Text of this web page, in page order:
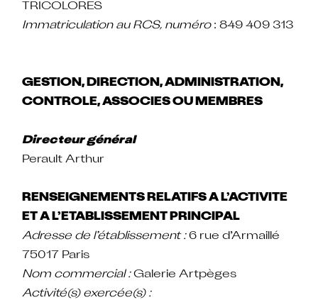
TRICOLORES
Immatriculation au RCS, numéro: 849 409 313
GESTION, DIRECTION, ADMINISTRATION,
CONTROLE, ASSOCIES OU MEMBRES
Directeur général
Perault Arthur
RENSEIGNEMENTS RELATIFS A L’ACTIVITE
ET A L’ETABLISSEMENT PRINCIPAL
Adresse de l’établissement :6 rue d’Armaillé
75017 Paris
Nom commercial :Galerie Artpèges
Activité(s) exercée(s) :